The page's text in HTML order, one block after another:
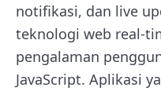
notifikasi, dan live
teknologi web real-
pengalaman
JavaScript. Aplikasi